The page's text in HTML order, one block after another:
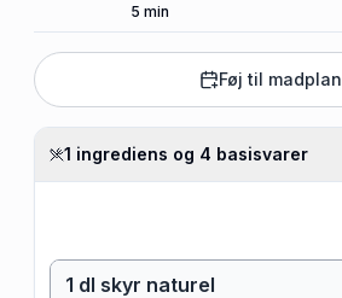
5 min
Føj til madplan
1 ingrediens og 4 basisvarer
1 dl skyr naturel